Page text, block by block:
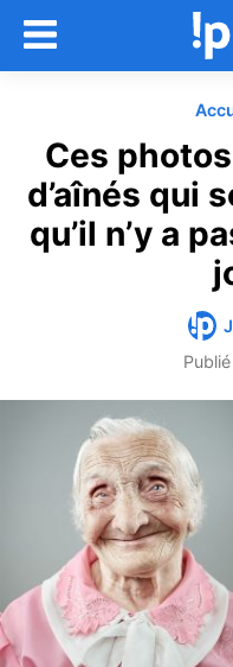
Ces
d’aînés qui
qu’il n’y a